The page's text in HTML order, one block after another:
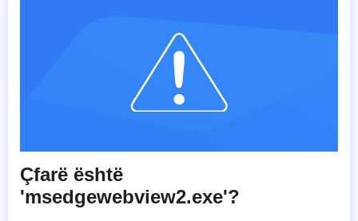
Çfarë është
'msedgewebview2.exe'?